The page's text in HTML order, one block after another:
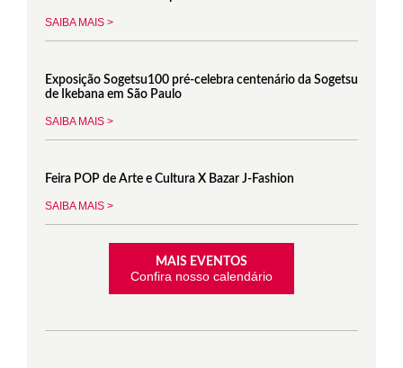
SAIBA MAIS >
Exposição Sogetsu100 pré-celebra centenário da Sogetsu
de Ikebana em São Paulo
SAIBA MAIS >
Feira POP de Arte e Cultura X Bazar J-Fashion
SAIBA MAIS >
MAIS EVENTOS
Confira nosso calendário